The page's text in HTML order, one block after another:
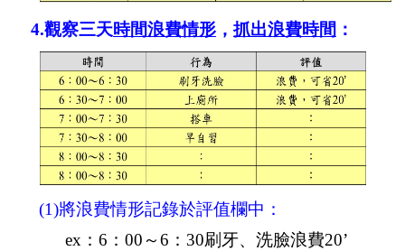
4.觀察三天時間浪費情形， 抓出浪費時間 ：
(1)將浪費情形記錄於評值欄中：
ex： 6 ： 00 ～6 ： 30刷牙、洗臉浪費20’